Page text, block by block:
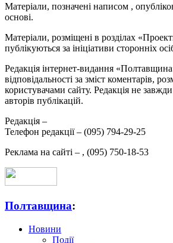
Матеріали, позначені написом ,
основі.
Матеріали, розміщені в розділах
публікуються за ініціативи сторонніх
Редакція інтернет-видання
відповідальності за зміст коментарів,
користувачами сайту. Редакція не
авторів публікацій.
Редакція –
Телефон редакції – (095) 794-29-25
Реклама на сайті – , (095) 750-18-53
Полтавщина:
Новини
Події